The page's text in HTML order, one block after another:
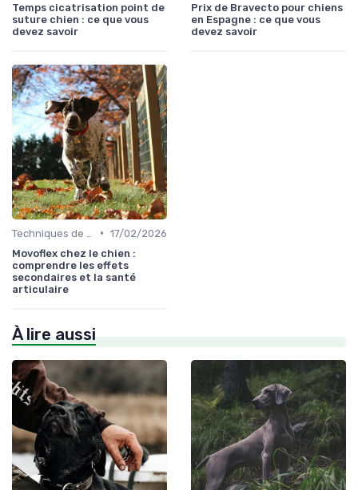
Temps cicatrisation point de
suture chien : ce que vous
devez savoir
Prix de Bravecto pour chiens
en Espagne : ce que vous
devez savoir
• 17/02/2026
Movoflex chez le chien :
comprendre les effets
secondaires et la santé
articulaire
À lire aussi